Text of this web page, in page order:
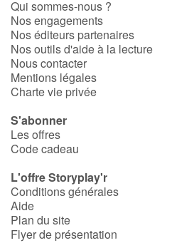
Catalogue anglais
Contraste +
Aide
Famille
Écoles
Qui sommes-nous ?
Nos engagements
Nos éditeurs partenaires
Nos outils d'aide à la lecture
Nous contacter
Mentions légales
Charte vie privée
S'abonner
Les offres
Code cadeau
L'offre Storyplay'r
Conditions générales
Aide
Plan du site
Flyer de présentation